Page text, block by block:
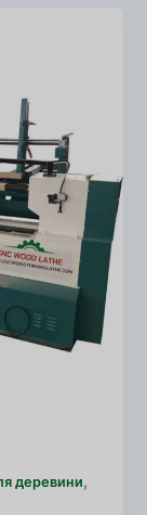
деревини,